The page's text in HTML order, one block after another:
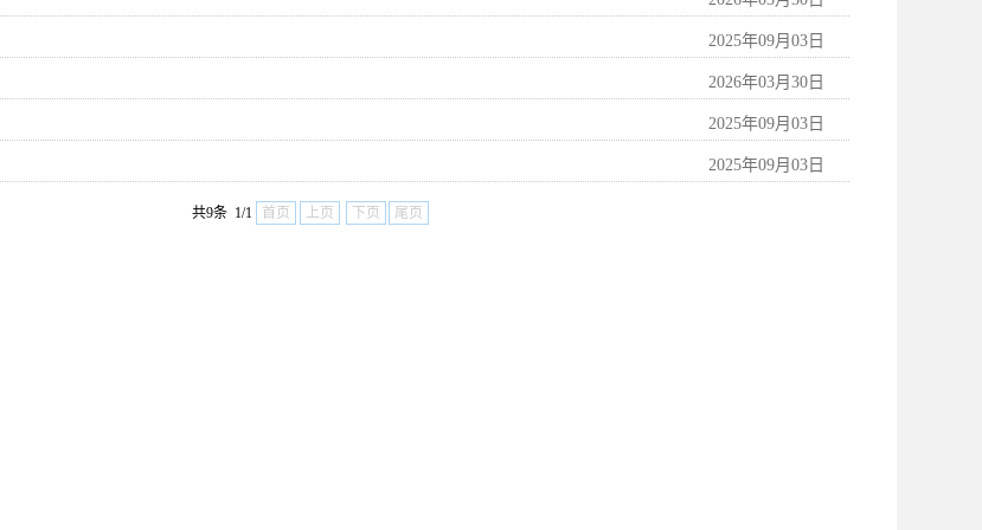
2025年09月03日
2026年03月30日
2025年09月03日
2025年09月03日
共9条 1/1 首页 上页 下页 尾页